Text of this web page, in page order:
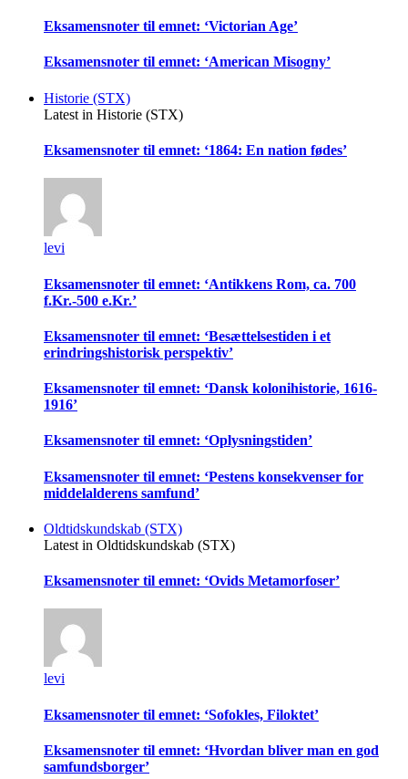
Eksamensnoter til emnet: ‘Victorian Age’
Eksamensnoter til emnet: ‘American Misogny’
Historie (STX)
Latest in Historie (STX)
Eksamensnoter til emnet: ‘1864: En nation fødes’
levi
Eksamensnoter til emnet: ‘Antikkens Rom, ca. 700
f.Kr.-500 e.Kr.’
Eksamensnoter til emnet: ‘Besættelsestiden i et
erindringshistorisk perspektiv’
Eksamensnoter til emnet: ‘Dansk kolonihistorie, 1616-
1916’
Eksamensnoter til emnet: ‘Oplysningstiden’
Eksamensnoter til emnet: ‘Pestens konsekvenser for
middelalderens samfund’
Oldtidskundskab (STX)
Latest in Oldtidskundskab (STX)
Eksamensnoter til emnet: ‘Ovids Metamorfoser’
levi
Eksamensnoter til emnet: ‘Sofokles, Filoktet’
Eksamensnoter til emnet: ‘Hvordan bliver man en god
samfundsborger’